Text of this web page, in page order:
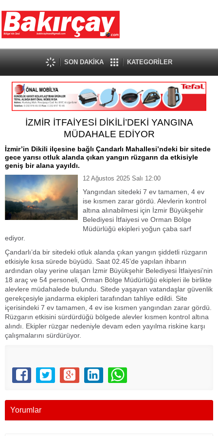
SON DAKİKA KATEGORİLER
İZMİR İTFAİYESİ DİKİLİ’DEKİ YANGINA
MÜDAHALE EDİYOR
İzmir’in Dikili ilçesine bağlı Çandarlı Mahallesi’ndeki bir sitede
gece yarısı otluk alanda çıkan yangın rüzgarın da etkisiyle
geniş bir alana yayıldı.
12 Ağustos 2025 Salı 12:00
Yangından sitedeki 7 ev tamamen, 4 ev
ise kısmen zarar gördü. Alevlerin kontrol
altına alınabilmesi için İzmir Büyükşehir
Belediyesi İtfaiyesi ve Orman Bölge
Müdürlüğü ekipleri yoğun çaba sarf
ediyor.
Çandarlı’da bir sitedeki otluk alanda çıkan yangın şiddetli rüzgarın
etkisiyle kısa sürede büyüdü. Saat 02.45’de yapılan ihbarın
ardından olay yerine ulaşan İzmir Büyükşehir Belediyesi İtfaiyesi’nin
18 araç ve 54 personeli, Orman Bölge Müdürlüğü ekipleri ile birlikte
alevlere müdahalede bulundu. Sitede yaşayan vatandaşlar güvenlik
gerekçesiyle jandarma ekipleri tarafından tahliye edildi. Site
içerisindeki 7 ev tamamen, 4 ev ise kısmen yangından zarar gördü.
Rüzgarın etkisini sürdürdüğü bölgede alevler kısmen kontrol altına
alındı. Ekipler rüzgar nedeniyle devam eden yayılma riskine karşı
çalışmalarını sürdürüyor.
Yorumlar